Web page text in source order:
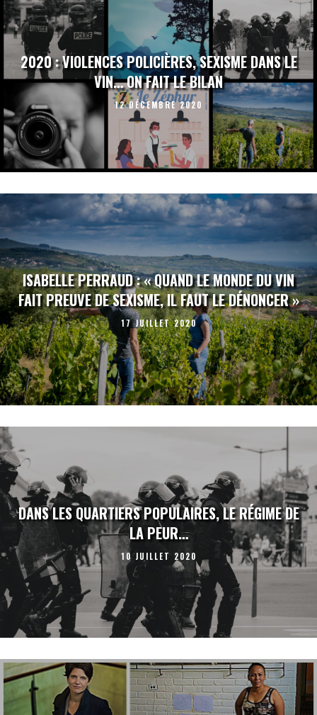
2020 : VIOLENCES POLICIÈRES, SEXISME DANS LE
VIN… ON FAIT LE BILAN
12 DÉCEMBRE 2020
ISABELLE PERRAUD : « QUAND LE MONDE DU VIN
FAIT PREUVE DE SEXISME, IL FAUT LE DÉNONCER »
17 JUILLET 2020
DANS LES QUARTIERS POPULAIRES, LE RÉGIME DE
LA PEUR…
10 JUILLET 2020